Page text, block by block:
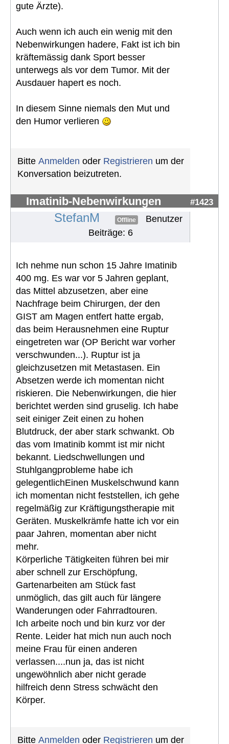
gute Ärzte).
Auch wenn ich auch ein wenig mit den
Nebenwirkungen hadere, Fakt ist ich bin
kräftemässig dank Sport besser
unterwegs als vor dem Tumor. Mit der
Ausdauer hapert es noch.
In diesem Sinne niemals den Mut und
den Humor verlieren
Bitte Anmelden oder Registrieren um der
Konversation beizutreten.
Imatinib-Nebenwirkungen #1423
StefanM Offline
Benutzer
Beiträge: 6
Ich nehme nun schon 15 Jahre Imatinib
400 mg. Es war vor 5 Jahren geplant,
das Mittel abzusetzen, aber eine
Nachfrage beim Chirurgen, der den
GIST am Magen entfert hatte ergab,
das beim Herausnehmen eine Ruptur
eingetreten war (OP Bericht war vorher
verschwunden...). Ruptur ist ja
gleichzusetzen mit Metastasen. Ein
Absetzen werde ich momentan nicht
riskieren. Die Nebenwirkungen, die hier
berichtet werden sind gruselig. Ich habe
seit einiger Zeit einen zu hohen
Blutdruck, der aber stark schwankt. Ob
das vom Imatinib kommt ist mir nicht
bekannt. Liedschwellungen und
Stuhlgangprobleme habe ich
gelegentlichEinen Muskelschwund kann
ich momentan nicht feststellen, ich gehe
regelmäßig zur Kräftigungstherapie mit
Geräten. Muskelkrämfe hatte ich vor ein
paar Jahren, momentan aber nicht
mehr.
Körperliche Tätigkeiten führen bei mir
aber schnell zur Erschöpfung,
Gartenarbeiten am Stück fast
unmöglich, das gilt auch für längere
Wanderungen oder Fahrradtouren.
Ich arbeite noch und bin kurz vor der
Rente. Leider hat mich nun auch noch
meine Frau für einen anderen
verlassen....nun ja, das ist nicht
ungewöhnlich aber nicht gerade
hilfreich denn Stress schwächt den
Körper.
Bitte Anmelden oder Registrieren um der